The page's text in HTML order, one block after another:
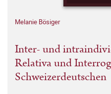
Melanie Bösiger
Inter- und
Relativa und
Schweizerdeutschen